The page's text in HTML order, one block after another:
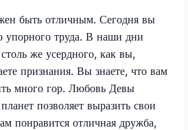
быть отличным. Сегодня вы
упорного труда. В наши дни
же усердного, как вы,
признания. Вы знаете, что вам
много гор. Любовь Девы
позволяет выразить свои
понравится отличная дружба,